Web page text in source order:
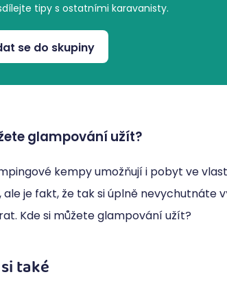
tipy s ostatními karavanisty.
se do skupiny
glampování užít?
kempy umožňují i pobyt ve
ale je fakt, že tak si úplně nevychutnáte
Kde si můžete glampování užít?
také